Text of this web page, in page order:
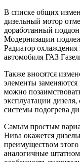
В списке общих
дизельный мотор
доработанный
Модернизации
Радиатор охлаждения
автомобиля ГАЗ
Также вносятся
элементы
можно
эксплуатации дизеля,
системы подогрева
Самым простым
Нива окажется
преимуществом
аналогичные